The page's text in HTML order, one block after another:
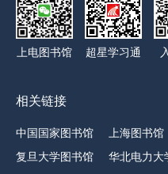
上电图书馆 超星学习通
相关链接
中国国家图书馆 上海图书馆
复旦大学图书馆
华北电力大